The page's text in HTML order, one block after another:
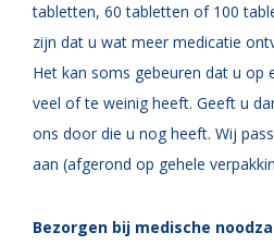
tabletten, 60 tabletten of 100
zijn dat u wat meer medicatie
Het kan soms gebeuren dat u
veel of te weinig heeft. Geeft u
ons door die u nog heeft. Wij
aan (afgerond op gehele
Bezorgen bij medische